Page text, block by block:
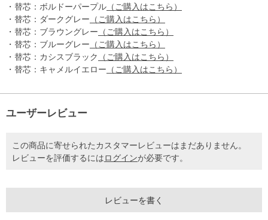
・替芯：ボルドーパープル （ご購入はこちら）
・替芯：ダークグレー （ご購入はこちら）
・替芯：ブラウングレー （ご購入はこちら）
・替芯：ブルーグレー （ご購入はこちら）
・替芯：カシスブラック
（ご購入はこちら）
・替芯：キャメルイエロー （ご購入はこちら）
ユーザーレビュー
この商品に寄せられたカスタマーレビューはまだありません。
レビューを評価するにはログインが必要です。
レビューを書く